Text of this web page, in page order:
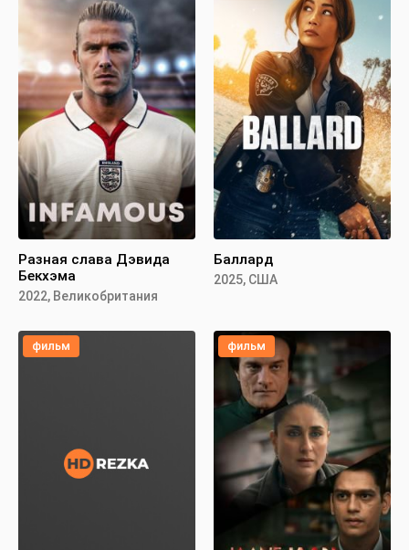
Разная слава Дэвида
Бекхэма
2022, Великобритания
Баллард
2025, США
фильм фильм